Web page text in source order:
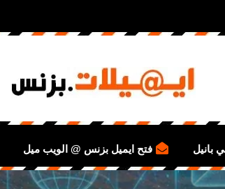
بانيل فتح ايميل بزنس @ الويب ميل